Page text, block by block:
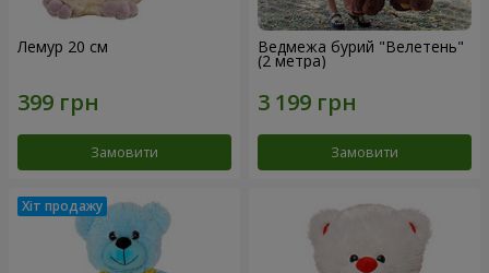
Лемур 20 см
Замовити
Ведмежа бурий "Велетень"
(2 метра)
Замовити